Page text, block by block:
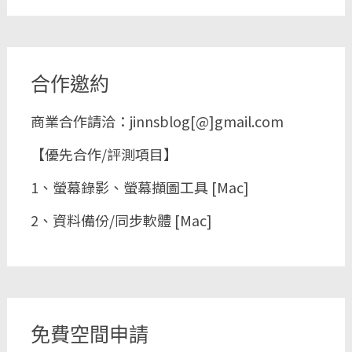
合作邀約
商業合作請洽：jinnsblog[@]gmail.com
【優先合作/評測項目】
1、螢幕錄影、螢幕擷圖工具 [Mac]
2、資料備份/同步軟體 [Mac]
免費空間申請